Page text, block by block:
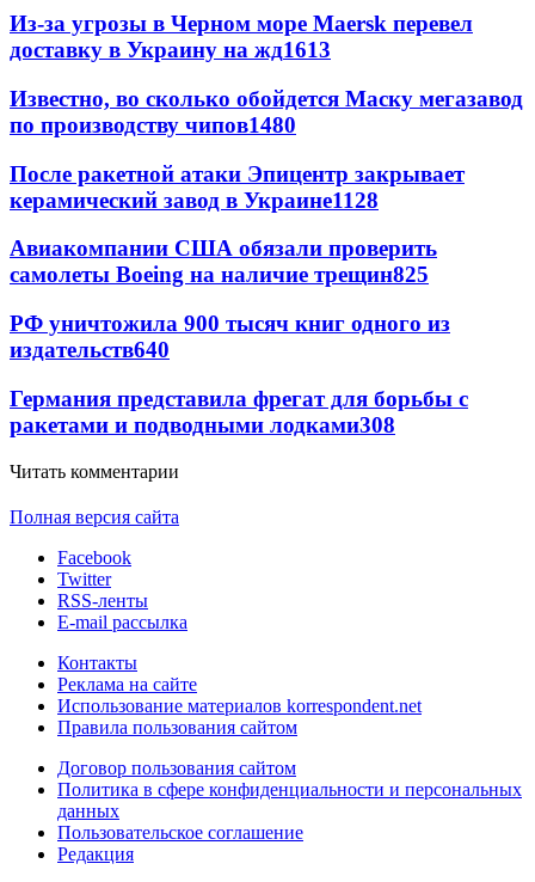
Из-за угрозы в Черном море Maersk перевел
доставку в Украину на жд1613
Известно, во сколько обойдется Маску мегазавод
по производству чипов1480
После ракетной атаки Эпицентр закрывает
керамический завод в Украине1128
Авиакомпании США обязали проверить
самолеты Boeing на наличие трещин825
РФ уничтожила 900 тысяч книг одного из
издательств640
Германия представила фрегат для борьбы с
ракетами и подводными лодками308
Читать комментарии
Полная версия сайта
Facebook
Twitter
RSS-ленты
E-mail рассылка
Контакты
Реклама на сайте
Использование материалов korrespondent.net
Правила пользования сайтом
Договор пользования сайтом
Политика в сфере конфиденциальности и персональных
данных
Пользовательское соглашение
Редакция